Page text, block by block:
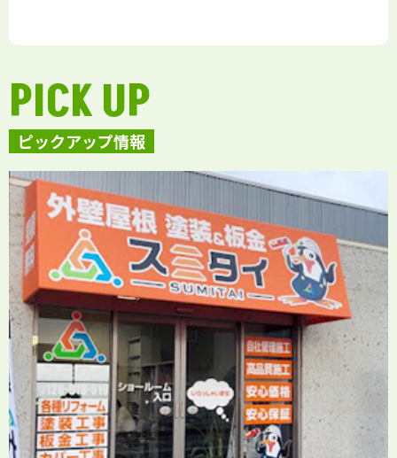
ピックアップ情報
PICK UP